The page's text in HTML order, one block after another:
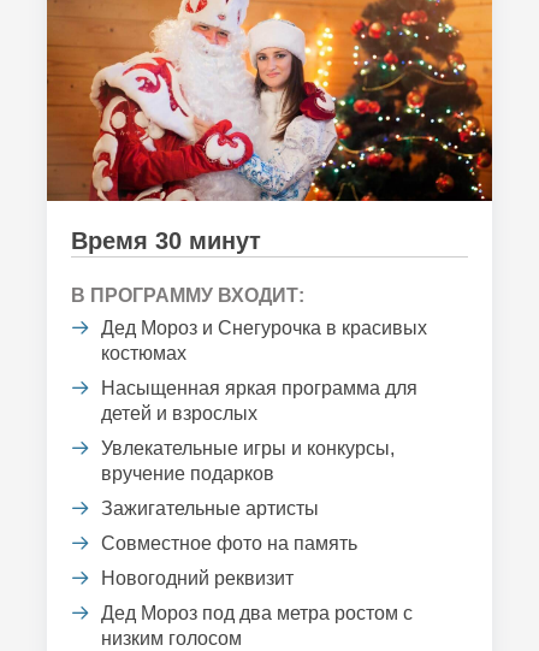
Время 30 минут
В ПРОГРАММУ ВХОДИТ:
Дед Мороз и Снегурочка в красивых
костюмах
Насыщенная яркая программа для
детей и взрослых
Увлекательные игры и конкурсы,
вручение подарков
Зажигательные артисты
Совместное фото на память
Новогодний реквизит
Дед Мороз под два метра ростом с
низким голосом